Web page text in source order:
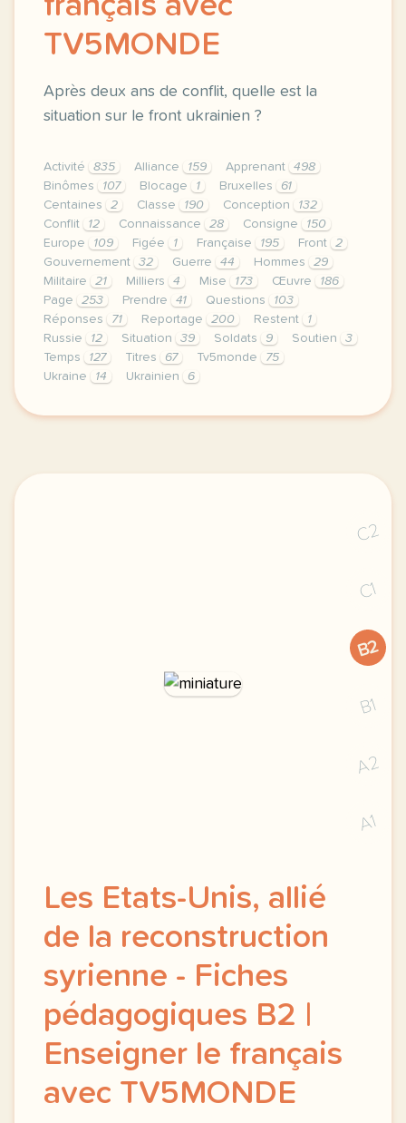
TV5MONDE
Après deux ans de conflit, quelle est la
situation sur le front ukrainien ?
Activité 835 Alliance 159 Apprenant
498
Binômes
107 Blocage 1 Bruxelles
61
Centaines
2 Classe 190 Conception
132
Conflit
12 Connaissance 28 Consigne
150
Europe
109 Figée 1 Française 195 Front
2
Gouvernement
32 Guerre 44 Hommes
29
Militaire
21 Milliers 4 Mise 173 Œuvre
186
Page
253 Prendre 41 Questions
103
Réponses
71 Reportage 200 Restent
1
Russie
12 Situation 39 Soldats 9 Soutien
3
Temps
127 Titres 67 Tv5monde
75
Ukraine
14 Ukrainien 6
le respect de votre vie privee est une priorite
C2
C1
B2
B1
A2
A1
Les Etats-Unis, allié
de la reconstruction
syrienne - Fiches
pédagogiques B2 |
Enseigner le français
avec TV5MONDE